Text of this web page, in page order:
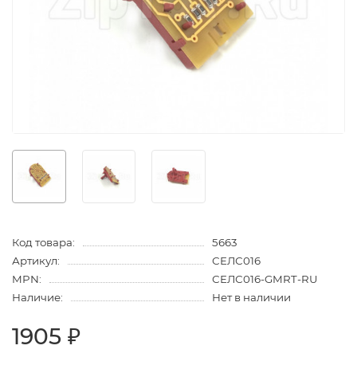
Код товара:
5663
Артикул:
СЕЛС016
MPN:
СЕЛС016-GMRT-RU
Наличие:
Нет в наличии
1905 ₽